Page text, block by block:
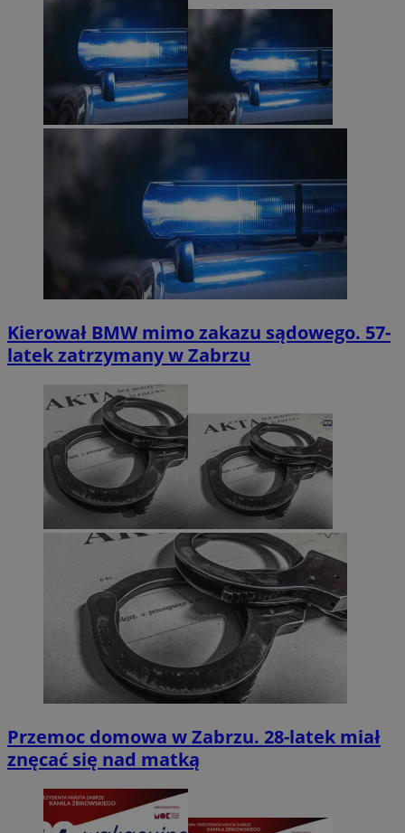
Kierował BMW mimo zakazu sądowego. 57-
latek zatrzymany w Zabrzu
Przemoc domowa w Zabrzu. 28-latek miał
znęcać się nad matką